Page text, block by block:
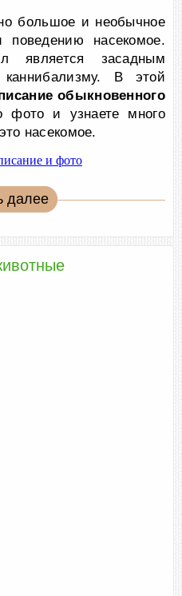
большое и необычное
насекомое.
является засадным
В этой
обыкновенного
фото и узнаете много
насекомое.
далее